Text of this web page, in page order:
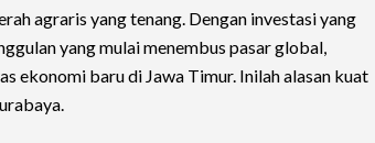
agraris yang tenang. Dengan investasi yang
yang mulai menembus pasar global,
ekonomi baru di Jawa Timur. Inilah alasan kuat